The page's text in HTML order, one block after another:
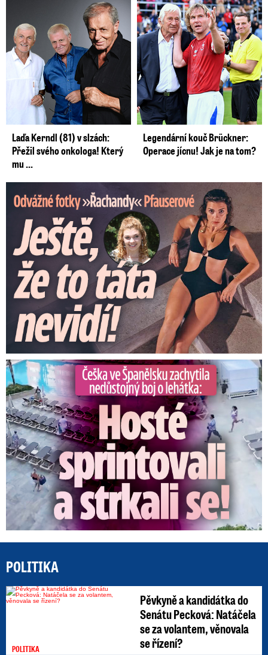
Laďa Kerndl (81) v slzách:
Přežil svého onkologa! Který
mu ...
Legendární kouč Brückner:
Operace jícnu! Jak je na tom?
Odvážné fotky Denisy Pfauserové: Ještě, že to táta nevidí
Češka ve Španělsku natočila nedůstojný boj o lehátka
POLITIKA
POLITIKA
Pěvkyně a kandidátka do
Senátu Pecková: Natáčela
se za volantem, věnovala
se řízení?